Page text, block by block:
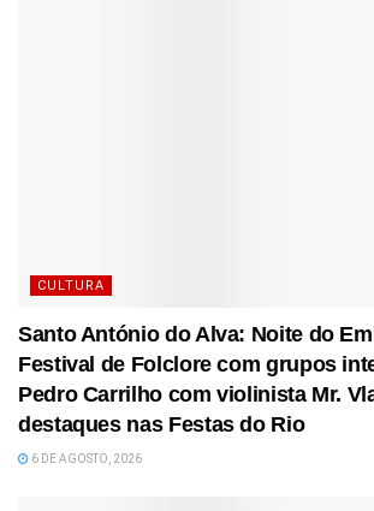
CULTURA
Santo António do Alva: Noite do
Festival de Folclore com grupos
Pedro Carrilho com violinista Mr.
destaques nas Festas do Rio
6 DE AGOSTO, 2026